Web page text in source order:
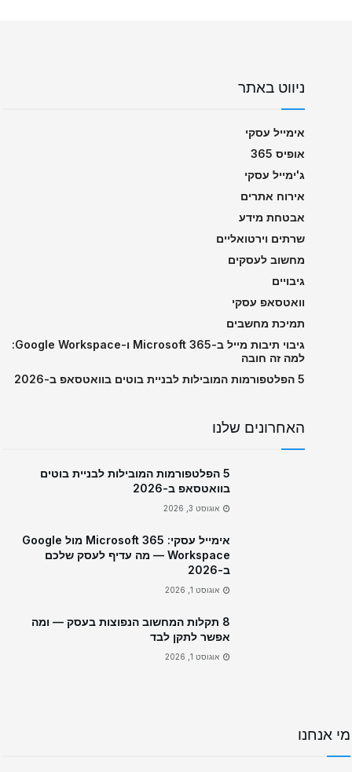
ניווט באתר
אימייל עסקי
אופיס 365
ג'ימייל עסקי
אירוח אתרים
אבטחת מידע
שרתים וירטואליים
מחשוב לעסקים
גיבויים
וואטסאפ עסקי
תמיכת מחשבים
גיבוי תיבות מייל ב-Microsoft 365 ו-Google Workspace:
למה זה חובה
5 הפלטפורמות המובילות לבניית בוטים בוואטסאפ ב-2026
האחרונים שלנו
5 הפלטפורמות המובילות לבניית בוטים
בוואטסאפ ב-2026
אוגוסט 3, 2026
אימייל עסקי: Microsoft 365 מול Google
Workspace — מה עדיף לעסק שלכם
ב-2026
אוגוסט 1, 2026
8 תקלות המחשוב הנפוצות בעסק — ומה
אפשר לתקן לבד
אוגוסט 1, 2026
מי אנחנו